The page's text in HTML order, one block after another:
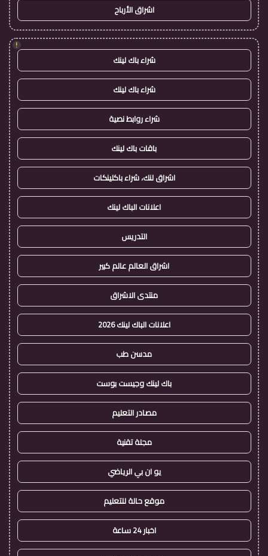
اشراق الأرباح
!
شراء باك لينك
شراء باك لينك
شراء روابط نصية
باقات باك لينك
اشراق لنك، شراء باكلينكات
اعلانات الباك لينك
التدريس
اشراق العالم عالم كبير
منتدى الاشراق
اعلانات الباك لينك 2026
مدسن طب
باك لينك وجيست بوست
مصادر التعليم
مجلة تقنية
يو ان بي الرياضي
موقع حالة للتعليم
اخبار 24 ساعة